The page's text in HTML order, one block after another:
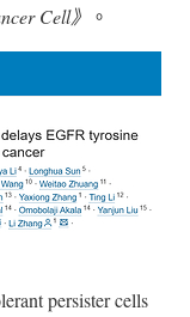
Cell》 。
persister cells